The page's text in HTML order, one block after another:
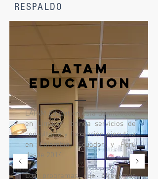
RESPALDO
Latam
education
LATAM Education está domiciliada
en Lima y brinda servicios de
consultoría y formación ejecutiva
en Colombia, Ecuador y Perú
desde 2014.
Los programas que ofrecemos